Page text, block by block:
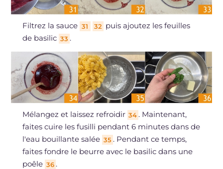
Filtrez la sauce 31 32 puis ajoutez les feuilles
de basilic 33 .
Mélangez et laissez refroidir 34 . Maintenant,
faites cuire les fusilli pendant 6 minutes dans de
l'eau bouillante salée 35 . Pendant ce temps,
faites fondre le beurre avec le basilic dans une
poêle 36 .